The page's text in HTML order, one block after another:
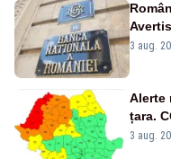
pentru
3 aug.
Alerte
țara.
3 aug.